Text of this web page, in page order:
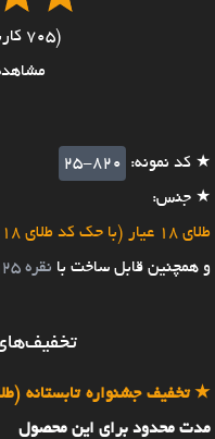
(705 کاربر امتیاز داده اند)
★ کد نمونه:
25-820
★ جنس:
طلای 18 عیار (با حک کد طلای 18 عیار پشت کار)
و همچنین قابل ساخت با نقره 925
★تخفیف جشنواره تابستانه (طلای 18
مدت محدود برای این محصول